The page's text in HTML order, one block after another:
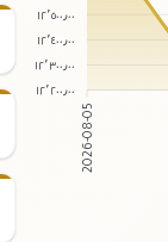
١٢٬٥٠٠٫٠٠
١٢٬٤٠٠٫٠٠
١٢٬٣٠٠٫٠٠
١٢٬٢٠٠٫٠٠
2026-08-05